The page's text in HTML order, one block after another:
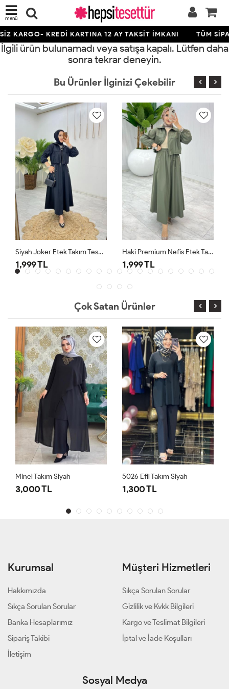
menü
KARGO- KREDİ KARTINA 12 AY TAKSİT İMKANI TÜM
İlgili ürün bulunamadı veya satışa kapalı. Lütfen daha
sonra tekrar deneyin.
Bu Ürünler İlginizi Çekebilir
Siyah Joker Etek Takım Tesettür Giyim
1,999 TL
Haki Premium Nefis Etek Takım
1,999 TL
Çok Satan Ürünler
Minel Takım Siyah
3,000 TL
5026 Efil Takım Siyah
1,300 TL
Kurumsal
Hakkımızda
Sıkça Sorulan Sorular
Banka Hesaplarımız
Sipariş Takibi
İletişim
Müşteri Hizmetleri
Sıkça Sorulan Sorular
Gizlilik ve Kvkk Bilgileri
Kargo ve Teslimat Bilgileri
İptal ve İade Koşulları
Sosyal Medya